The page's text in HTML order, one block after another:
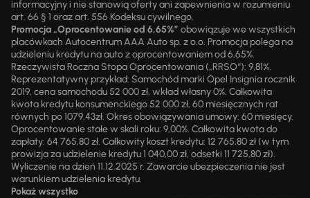
informacyjny i nie stanowią oferty ani zapewnienia w rozumieniu
art. 66 § 1 oraz art. 556 Kodeksu cywilnego.
Promocja „Oprocentowanie od 6,65%” obowiązuje we wszystkich
placówkach Autocentrum AAA Auto sp. z o.o. Promocja polega na
udzieleniu kredytu na auto z oprocentowaniem od 6,65%.
Rzeczywista Roczna Stopa Oprocentowania („RRSO“): 9,81%.
Reprezentatywny przykład: Samochód marki Opel Insignia rocznik
2019, cena samochodu 52 000 zł, wkład własny 0%. Całkowita
kwota kredytu konsumenckiego 52 000 zł, 60 miesięcznych rat
równych po 1079,43zł. Okres obowiązywania umowy: 60 miesięcy.
Oprocentowanie stałe w skali roku: 9,00%. Całkowita kwota do
zapłaty: 64 765,80 zł. Całkowity koszt kredytu: 12 765,80 zł (w tym
prowizja za udzielenie kredytu 1 040,00 zł, odsetki 11 725,80 zł).
Wyliczenie na dzień 11.12.2025 r. Zawarcie ubezpieczenia nie jest
warunkiem udzielenia kredytu.
Pokaż wszystko